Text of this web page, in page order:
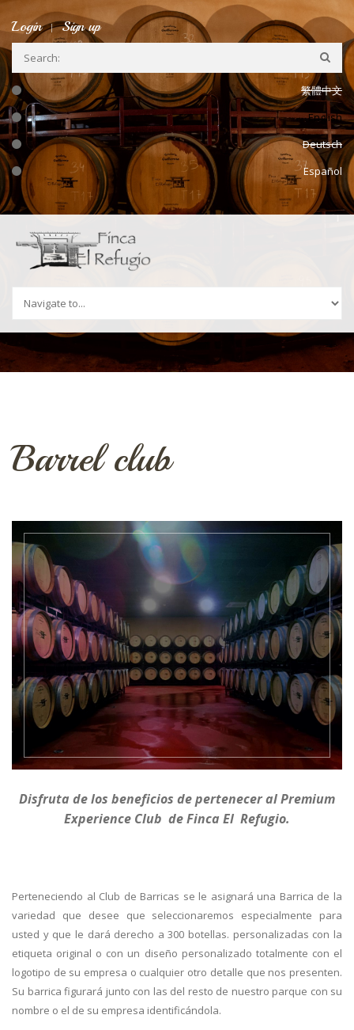
Skip to navigation
Skip to main content
Login Sign up
繁體中文
English
Deutsch
Español
Barrel club
Disfruta de los beneficios de pertenecer al Premium
Experience Club de Finca El Refugio.
Perteneciendo al Club de Barricas se le asignará una Barrica de la
variedad que desee que seleccionaremos especialmente para
usted y que le dará derecho a 300 botellas. personalizadas con la
etiqueta original o con un diseño personalizado totalmente con el
logotipo de su empresa o cualquier otro detalle que nos presenten.
Su barrica figurará junto con las del resto de nuestro parque con su
nombre o el de su empresa identificándola.